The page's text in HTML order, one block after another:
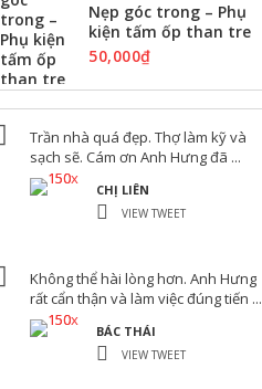
Nẹp góc trong – Phụ
kiện tấm ốp than tre
50,000₫
Trần nhà quá đẹp. Thợ làm kỹ và
sạch sẽ. Cám ơn Anh Hưng đã ...
CHỊ LIÊN
VIEW TWEET
Không thể hài lòng hơn. Anh Hưng
rất cẩn thận và làm việc đúng tiến ...
BÁC THÁI
VIEW TWEET